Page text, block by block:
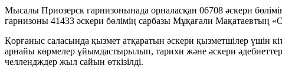
Мысалы Приозерск гарнизонынада орналасқан 06708 әскери
гарнизоны 41433 әскери бөлімің сарбазы Мұқағали Мақатаевтың
Қорғаныс саласында қызмет атқаратын әскери қызметшілер үшін
арнайы көрмелер ұйымдастырылып, тарихи және әскери
челлендждер жыл сайын өткізілді.